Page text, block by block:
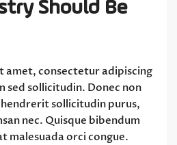
Should Be
amet, consectetur adipiscing
sed sollicitudin. Donec non
sollicitudin purus,
nec. Quisque bibendum
malesuada orci congue.